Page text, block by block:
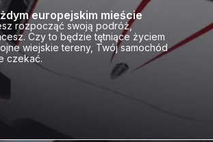
europejskim mieście
rozpocząć swoją podróż,
Czy to będzie tętniące życiem
wiejskie tereny, Twój samochód
czekać.